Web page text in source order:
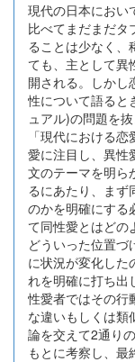
現代の日本におい
比べてまだまだタ
ることは少なく、
ても、主として異
開される。しかし
性について語ると
ュアル)の問題を
「現代における
愛に注目し、異性
文のテーマを明ら
るにあたり、まず
のかを明確にする
て同性愛とはどの
どういった位置づ
に状況が変化した
れを明確に打ち出
性愛者ではその行
な違いもしくは類
論を交えて2通り
もとに考察し、最